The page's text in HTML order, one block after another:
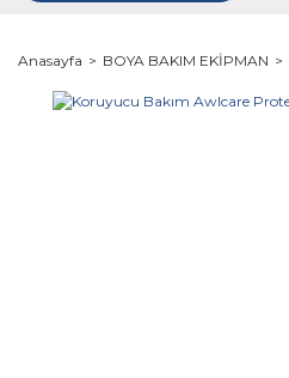
Anasayfa BOYA BAKIM EKİPMAN